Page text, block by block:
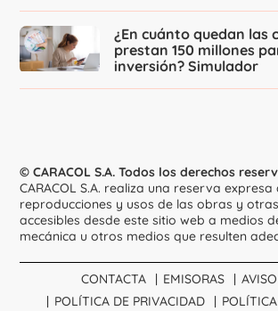
¿En cuánto quedan las
prestan 150 millones
inversión? Simulador
© CARACOL S.A. Todos los derechos
CARACOL S.A. realiza una reserva expresa
reproducciones y usos de las obras y
accesibles desde este sitio web a medios
mecánica u otros medios que resulten
CONTACTA EMISORAS
POLÍTICA DE PRIVACIDAD